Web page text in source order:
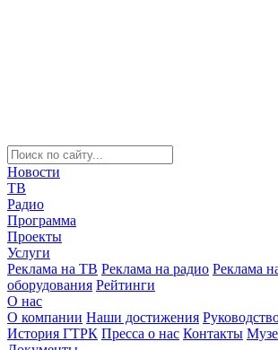
Новости
ТВ
Радио
Программа
Проекты
Услуги
Реклама на ТВ Реклама на радио Реклама
оборудования Рейтинги
О нас
О компании Наши достижения
История ГТРК Пресса о нас Контакты